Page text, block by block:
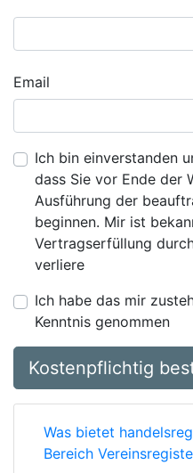
Email
Ich bin einverstanden
dass Sie vor Ende der
Ausführung der
beginnen. Mir ist
Vertragserfüllung
verliere
Ich habe das mir
Kenntnis genommen
Kostenpflichtig
Was bietet
Bereich